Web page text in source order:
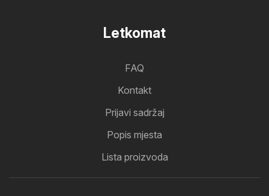
Letkomat
FAQ
Kontakt
Prijavi sadržaj
Popis mjesta
Lista proizvoda